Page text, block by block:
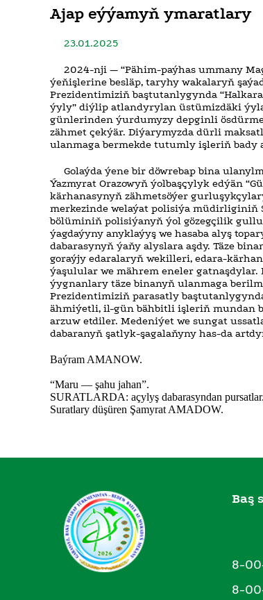
Ajap eýýamyň ymaratlary
23.01.2025
2024-nji — “Pähim-paýhas ummany
ýeňişlerine besläp, taryhy wakalaryň
Prezidentimiziň baştutanlygynda
ýyly” diýlip atlandyrylan üstümizdäki
günlerinden ýurdumyzy depginli
zähmet çekýär. Diýarymyzda dürli
ulanmaga bermekde tutumly işleriň bady
Golaýda ýene bir döwrebap bina
Ýazmyrat Orazowyň ýolbaşçylyk edýän
kärhanasynyň zähmetsöýer
merkezinde welaýat polisiýa müdirliginiň
bölüminiň polisiýanyň ýol gözegçilik
ýagdaýyny anyklaýyş we hasaba alyş
dabarasynyň ýaňy alyslara aşdy. Täze
goraýjy edaralaryň wekilleri, edara-
ýaşulular we mährem eneler gatnaşdylar.
ýygnanlary täze binanyň ulanmaga
Prezidentimiziň parasatly
ähmiýetli, il-gün bähbitli işleriň mundan
arzuw etdiler. Medeniýet we sungat
dabaranyň şatlyk-şagalaňyny has-da
Baýram AMANOW.
“Maru — şahu jahan”.
SURATLARDA: açylyş dabarasyndan pursatlar.
Suratlary düşüren Şamyrat AMADOW.
Baş
8-
8-